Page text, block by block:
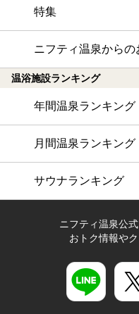
特集
ニフティ温泉からの
温浴施設ランキング
年間温泉ランキング
月間温泉ランキング
サウナランキング
ニフティ温泉公
おトク情報や